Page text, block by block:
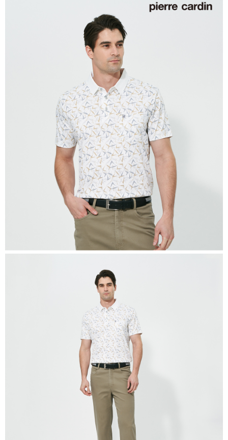
每筆NT$60，滿NT$1,200(含以上)免運費
每筆NT$60，滿NT$1,200(含以上)免運費
每筆NT$60，滿NT$1,200(含以上)免運費
每筆NT$80，滿NT$1,200(含以上)免運費
每筆NT$80，滿NT$1,200(含以上)免運費